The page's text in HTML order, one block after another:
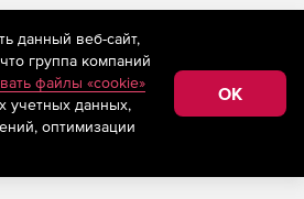
store.softline.ru применяются
(информационные технологии
на основе сбора,
сведений, относящихся к
сети «Интернет»,
Российской Федерации)
данный веб-сайт,
группа компаний
файлы «cookie»
учетных данных,
оптимизации
OK